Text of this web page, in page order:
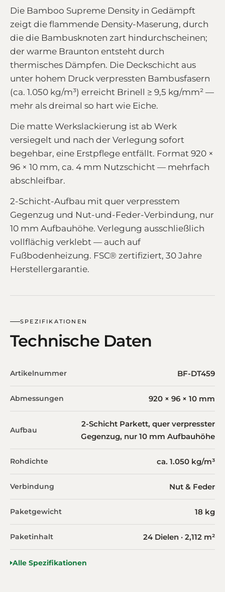
Die Bamboo Supreme Density in Gedämpft
zeigt die flammende Density-Maserung, durch
die die Bambusknoten zart hindurchscheinen;
der warme Braunton entsteht durch
thermisches Dämpfen. Die Deckschicht aus
unter hohem Druck verpressten Bambusfasern
(ca. 1.050 kg/m³) erreicht Brinell ≥ 9,5 kg/mm² —
mehr als dreimal so hart wie Eiche.
Die matte Werkslackierung ist ab Werk
versiegelt und nach der Verlegung sofort
begehbar, eine Erstpflege entfällt. Format 920 ×
96 × 10 mm, ca. 4 mm Nutzschicht — mehrfach
abschleifbar.
2-Schicht-Aufbau mit quer verpresstem
Gegenzug und Nut-und-Feder-Verbindung, nur
10 mm Aufbauhöhe. Verlegung ausschließlich
vollflächig verklebt — auch auf
Fußbodenheizung. FSC® zertifiziert, 30 Jahre
Herstellergarantie.
SPEZIFIKATIONEN
Technische Daten
Artikelnummer BF-DT459
Abmessungen 920 × 96 × 10 mm
Aufbau
2-Schicht Parkett, quer verpresster
Gegenzug, nur 10 mm Aufbauhöhe
Rohdichte ca. 1.050 kg/m³
Verbindung Nut & Feder
Paketgewicht 18 kg
Paketinhalt 24 Dielen · 2,112 m²
Alle Spezifikationen